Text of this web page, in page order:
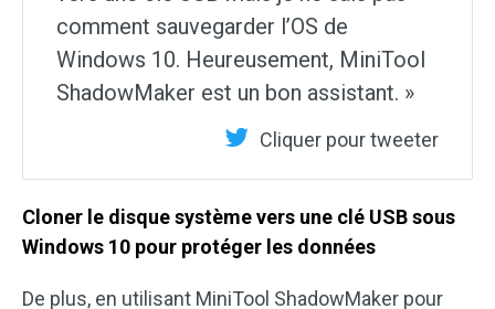
comment sauvegarder l’OS de
Windows 10. Heureusement, MiniTool
ShadowMaker est un bon assistant. »
Cliquer pour tweeter
Cloner le disque système vers une clé USB sous
Windows 10 pour protéger les données
De plus, en utilisant MiniTool ShadowMaker pour